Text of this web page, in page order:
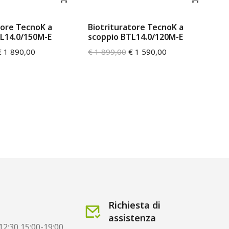
TecnoK a
150M-E
1 890,00
Biotrituratore TecnoK a
scoppio BTL14.0/120M-E
€1 899,00 €1 590,00
Richiesta di
assistenza